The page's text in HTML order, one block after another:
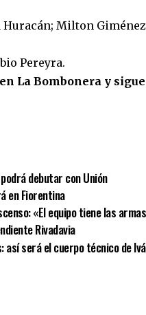
Milton
Pereyra.
La Bombonera y
debutar con Unión
en Fiorentina
«El equipo tiene las
Rivadavia
será el cuerpo técnico de